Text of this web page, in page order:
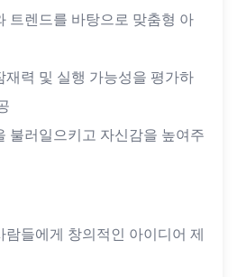
트렌드를 바탕으로 맞춤형 아
재력 및 실행 가능성을 평가하
불러일으키고 자신감을 높여주
람들에게 창의적인 아이디어 제